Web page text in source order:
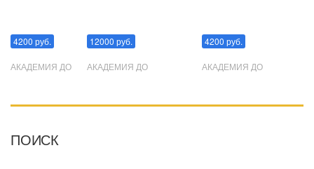
4200 руб.
АКАДЕМИЯ ДО
12000 руб.
АКАДЕМИЯ ДО
4200 руб.
АКАДЕМИЯ ДО
ПОИСК